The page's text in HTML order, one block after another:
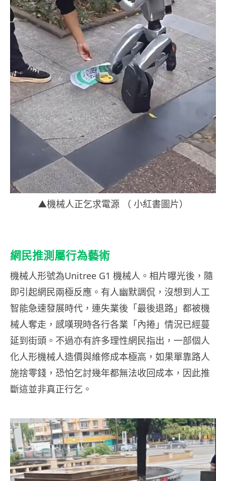
▲機械人正乞求電源 （ 小紅書圖片）
網民推測屬行為藝術
機械人形號為Unitree G1 機械人。相片曝光後，隨
即引起網民兩極反應。有人幽默調侃，沒想到人工
智能急速發展時代，連失業後「最後退路」都被機
械人奪走，感嘆現時各行各業「內捲」情況已經蔓
延到街頭。不過亦有許多理性網民指出，一部個人
化人形機械人造價與維修成本極高，如果單靠路人
施捨零錢，恐怕乞討幾年都無法收回成本，因此推
斷這並非真正行乞。